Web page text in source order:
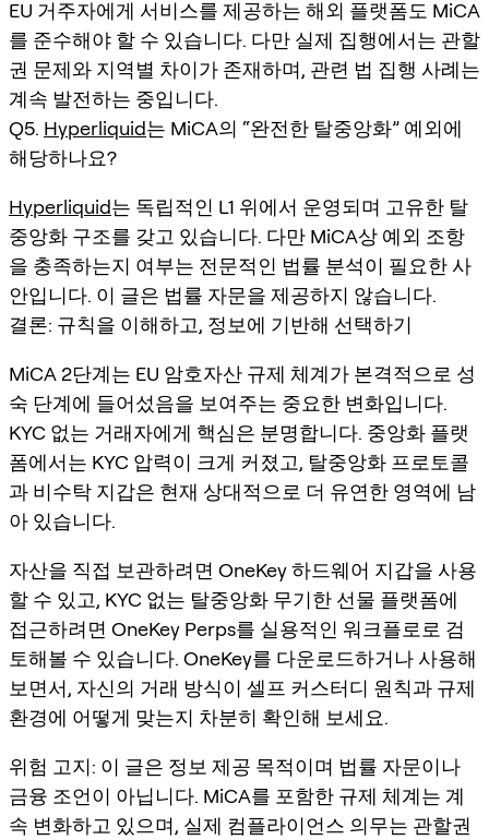
EU 거주자에게 서비스를 제공하는 해외 플랫폼도 MiCA
를 준수해야 할 수 있습니다. 다만 실제 집행에서는 관할
권 문제와 지역별 차이가 존재하며, 관련 법 집행 사례는
계속 발전하는 중입니다.
Q5. Hyperliquid는 MiCA의 “완전한 탈중앙화” 예외에
해당하나요?
Hyperliquid는 독립적인 L1 위에서 운영되며 고유한 탈
중앙화 구조를 갖고 있습니다. 다만 MiCA상 예외 조항
을 충족하는지 여부는 전문적인 법률 분석이 필요한 사
안입니다. 이 글은 법률 자문을 제공하지 않습니다.
결론: 규칙을 이해하고, 정보에 기반해 선택하기
MiCA 2단계는 EU 암호자산 규제 체계가 본격적으로 성
숙 단계에 들어섰음을 보여주는 중요한 변화입니다.
KYC 없는 거래자에게 핵심은 분명합니다. 중앙화 플랫
폼에서는 KYC 압력이 크게 커졌고, 탈중앙화 프로토콜
과 비수탁 지갑은 현재 상대적으로 더 유연한 영역에 남
아 있습니다.
자산을 직접 보관하려면 OneKey 하드웨어 지갑을 사용
할 수 있고, KYC 없는 탈중앙화 무기한 선물 플랫폼에
접근하려면 OneKey Perps를 실용적인 워크플로로 검
토해볼 수 있습니다. OneKey를 다운로드하거나 사용해
보면서, 자신의 거래 방식이 셀프 커스터디 원칙과 규제
환경에 어떻게 맞는지 차분히 확인해 보세요.
위험 고지: 이 글은 정보 제공 목적이며 법률 자문이나
금융 조언이 아닙니다. MiCA를 포함한 규제 체계는 계
속 변화하고 있으며, 실제 컴플라이언스 의무는 관할권